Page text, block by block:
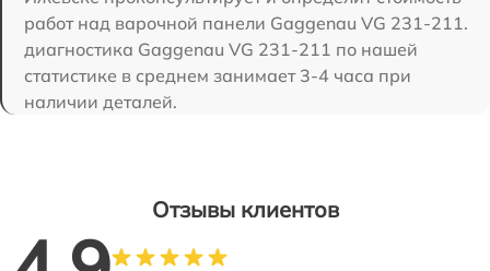
работ над варочной панели Gaggenau VG 231-211.
диагностика Gaggenau VG 231-211 по нашей
статистике в среднем занимает 3-4 часа при
наличии деталей.
Отзывы клиентов